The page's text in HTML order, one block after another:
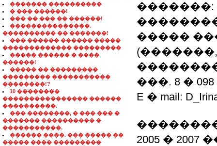
������� ����������
� ��� ������!
��� �� ��� �� ������!
���������������.
���������� �� �������!
��� ������ ������ �����
������������� ���������
����� ������ � ����
������!
����� �� ���������
��������� �����������
��������!?
10 ��������
���������������� ������
����������.
��� ��������, � ��� ��� �
������� ���������� �
�����������.
������ ����. ��� ����� ��
����� ���� ���������
�������:
�����
���. 8 � 098
E � mail:
2005 �